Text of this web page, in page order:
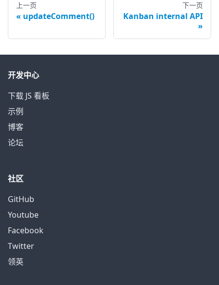
上一页
updateComment()
下一页
Kanban internal API
开发中心
下载 JS 看板
示例
博客
论坛
社区
GitHub
Youtube
Facebook
Twitter
领英